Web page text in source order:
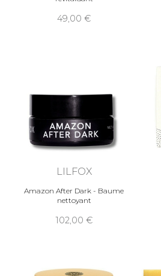
49,00
LILFOX
Amazon After Dark - Baume
nettoyant
102,00